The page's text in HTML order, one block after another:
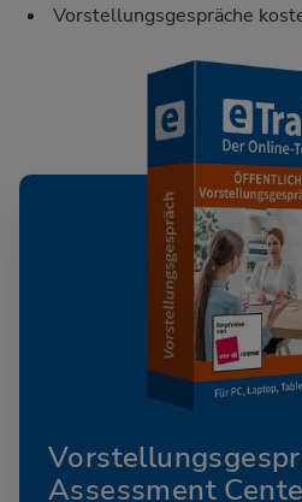
Vorstellungsgespräche
Assessment